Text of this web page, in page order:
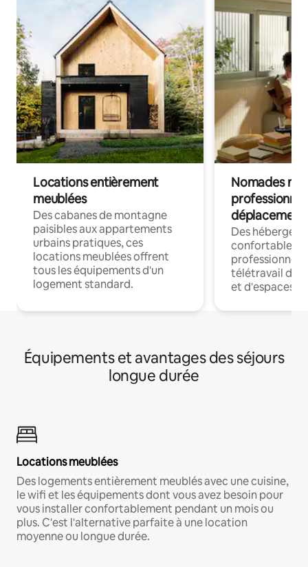
Locations entièrement
meublées
Des cabanes de montagne
paisibles aux appartements
urbains pratiques, ces
locations meublées offrent
tous les équipements d'un
logement standard.
Nomades
déplacement
Des
confortables
professionnels
télétravail
et d'espaces
Équipements et avantages des séjours
longue durée
Locations meublées
Des logements entièrement meublés avec une cuisine,
le wifi et les équipements dont vous avez besoin pour
vous installer confortablement pendant un mois ou
plus. C'est l'alternative parfaite à une location
moyenne ou longue durée.